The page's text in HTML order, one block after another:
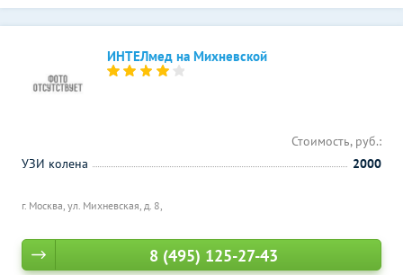
ИНТЕЛмед на Михневской
г. Москва, ул. Михневская, д. 8,
Стоимость, руб.:
УЗИ колена
2000
8 (495) 125-27-43